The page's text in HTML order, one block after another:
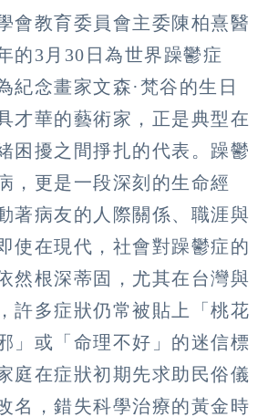
會教育委員會主委陳柏熹醫
的3月30日為世界躁鬱症
紀念畫家文森·梵谷的生日
華的藝術家，正是典型在
困擾之間掙扎的代表。躁鬱
，更是一段深刻的生命經
著病友的人際關係、職涯與
使在現代，社會對躁鬱症的
然根深蒂固，尤其在台灣與
許多症狀仍常被貼上「桃花
」或「命理不好」的迷信標
庭在症狀初期先求助民俗儀
名，錯失科學治療的黃金時